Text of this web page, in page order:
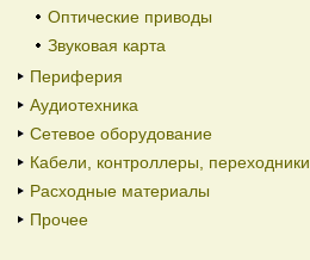
Оптические приводы
Звуковая карта
Периферия
Аудиотехника
Сетевое оборудование
Кабели, контроллеры, переходники
Расходные материалы
Прочее